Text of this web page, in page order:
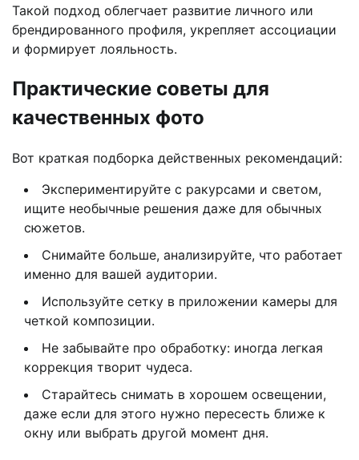
Такой подход облегчает развитие личного или
брендированного профиля, укрепляет ассоциации
и формирует лояльность.
Практические советы для
качественных фото
Вот краткая подборка действенных рекомендаций:
Экспериментируйте с ракурсами и светом,
ищите необычные решения даже для обычных
сюжетов.
Снимайте больше, анализируйте, что работает
именно для вашей аудитории.
Используйте сетку в приложении камеры для
четкой композиции.
Не забывайте про обработку: иногда легкая
коррекция творит чудеса.
Старайтесь снимать в хорошем освещении,
даже если для этого нужно пересесть ближе к
окну или выбрать другой момент дня.